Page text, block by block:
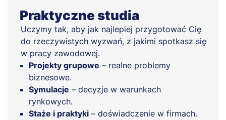
Praktyczne studia
Uczymy tak, aby jak najlepiej przygotować Cię
do rzeczywistych wyzwań, z jakimi spotkasz się
w pracy zawodowej.
Projekty grupowe – realne problemy
biznesowe.
Symulacje – decyzje w warunkach
rynkowych.
Staże i praktyki – doświadczenie w firmach.